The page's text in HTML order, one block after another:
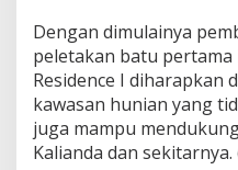
Dengan dimulainya
peletakan batu
Residence I diharapkan
kawasan hunian yang
juga mampu
Kalianda dan sekitarnya.